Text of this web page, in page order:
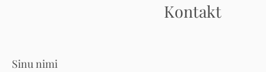
Kontakt
Sinu nimi